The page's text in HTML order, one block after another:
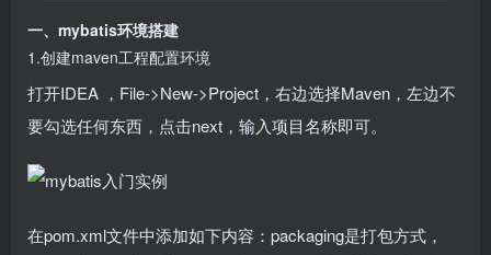
一、mybatis环境搭建
1.创建maven工程配置环境
打开IDEA ，File->New->Project，右边选择Maven，左边不
要勾选任何东西，点击next，输入项目名称即可。
在pom.xml文件中添加如下内容：packaging是打包方式，